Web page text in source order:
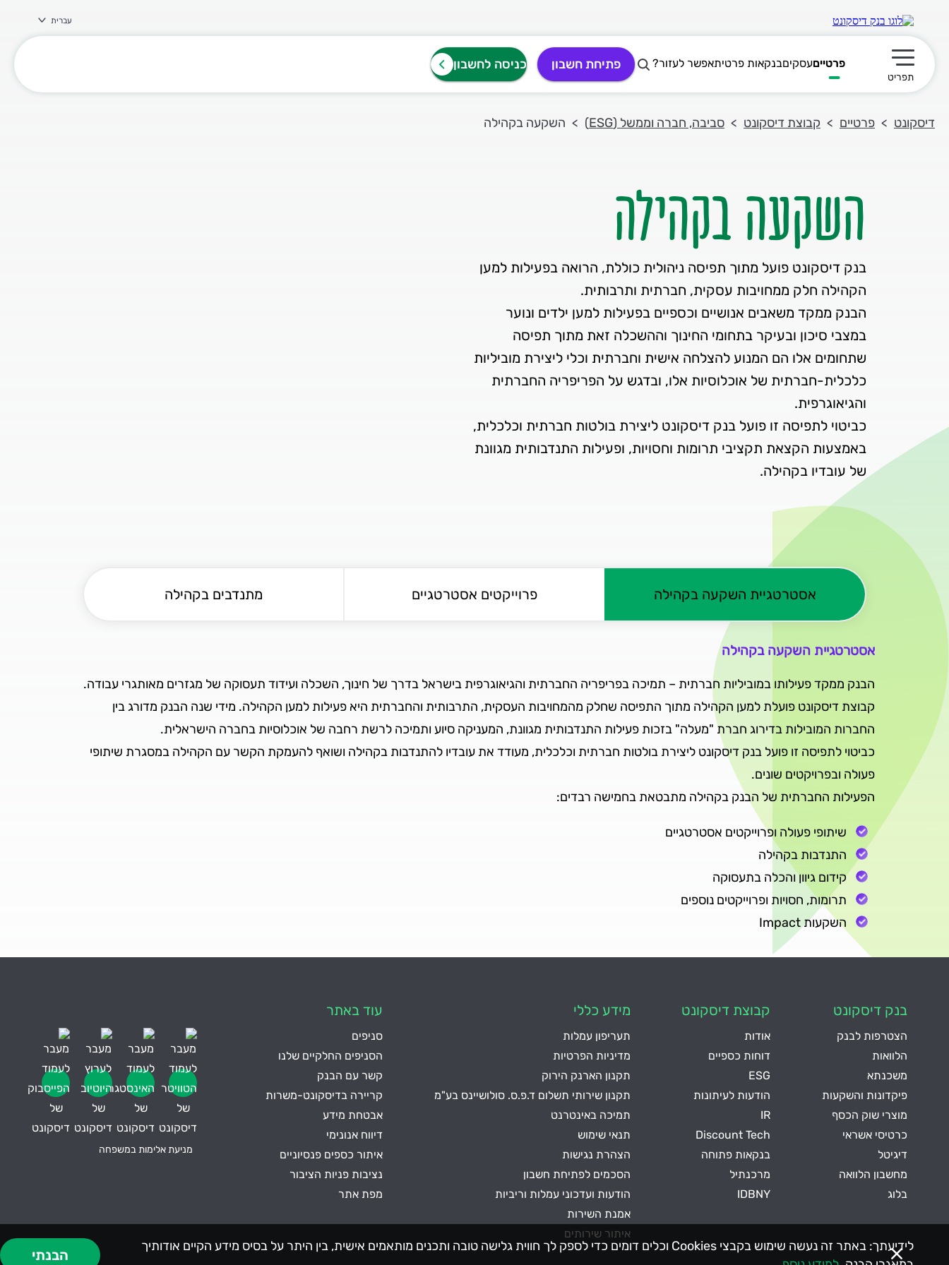
לידיעתך: באתר זה נעשה שימוש בקבצי Cookies וכלים דומים כדי לספק לך חווית גלישה טובה ותכנים מותאמים אישית, בין היתר על בסיס מידע הקיים אודותיך
הבנתי
עברית
תפריט ראשי
תפריט
פרטייםעסקיםבנקאות פרטיתאפשר לעזור? פתיחת חשבון כניסה לחשבון
דיסקונט פרטיים קבוצת דיסקונט סביבה, חברה וממשל (ESG) השקעה בקהילה
השקעה בקהילה
בנק דיסקונט פועל מתוך תפיסה ניהולית כוללת, הרואה בפעילות למען
הבנק ממקד משאבים אנושיים וכספיים בפעילות למען ילדים ונוער
במצבי סיכון ובעיקר בתחומי החינוך וההשכלה זאת מתוך תפיסה
שתחומים אלו הם המנוע להצלחה אישית וחברתית וכלי ליצירת מוביליות
כלכלית-חברתית של אוכלוסיות אלו, ובדגש על הפריפריה החברתית
כביטוי לתפיסה זו פועל בנק דיסקונט ליצירת בולטות חברתית וכלכלית,
באמצעות הקצאת תקציבי תרומות וחסויות, ופעילות התנדבותית מגוונת
של עובדיו בקהילה.
אסטרטגיית השקעה בקהילה פרוייקטים אסטרטגיים מתנדבים בקהילה
אסטרטגיית השקעה בקהילה
הבנק ממקד פעילותו במוביליות חברתית – תמיכה בפריפריה החברתית והגיאוגרפית בישראל בדרך של חינוך, השכלה ועידוד תעסוקה של מגזרים מאותגרי עבודה.
קבוצת דיסקונט פועלת למען הקהילה מתוך התפיסה שחלק מהמחויבות העסקית, התרבותית והחברתית היא פעילות למען הקהילה. מידי שנה הבנק מדורג בין
החברות המובילות בדירוג חברת "מעלה" בזכות פעילות התנדבותית מגוונת, המעניקה סיוע ותמיכה לרשת רחבה של אוכלוסיות בחברה הישראלית.
כביטוי לתפיסה זו פועל בנק דיסקונט ליצירת בולטות חברתית וכלכלית, מעודד את עובדיו להתנדבות בקהילה ושואף להעמקת הקשר עם הקהילה במסגרת שיתופי
פעולה ובפרויקטים שונים.
הפעילות החברתית של הבנק בקהילה מתבטאת בחמישה רבדים:
שיתופי פעולה ופרוייקטים אסטרטגיים
התנדבות בקהילה
קידום גיוון והכלה בתעסוקה
תרומות, חסויות ופרוייקטים נוספים
השקעות Impact
בנק דיסקונט
הצטרפות לבנק
הלוואות
משכנתא
פיקדונות והשקעות
מוצרי שוק הכסף
כרטיסי אשראי
דיגיטל
מחשבון הלוואה
בלוג
קבוצת דיסקונט
אודות
דוחות כספיים
ESG
הודעות לעיתונות
IR
Discount Tech
בנקאות פתוחה
מרכנתיל
IDBNY
מידע כללי
תעריפון עמלות
מדיניות הפרטיות
תקנון הארנק הירוק
תקנון שירותי תשלום ד.פ.ס. סולושיינס בע"מ
תמיכה באינטרנט
תנאי שימוש
הצהרת נגישות
הסכמים לפתיחת חשבון
הודעות ועדכוני עמלות וריביות
אמנת השירות
איתור שירותים
עוד באתר
סניפים
הסניפים החלקיים שלנו
קשר עם הבנק
קריירה בדיסקונט-משרות
אבטחת מידע
דיווח אנונימי
איתור כספים פנסיוניים
נציבות פניות הציבור
מפת אתר
מניעת אלימות במשפחה